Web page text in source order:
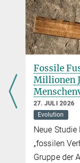
Fossile
Millionen
27. JULI 2026
Evolution
Neue
„fossilen
Gruppe der